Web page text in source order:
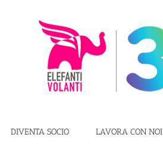
DIVENTA SOCIO LAVORA CON NOI